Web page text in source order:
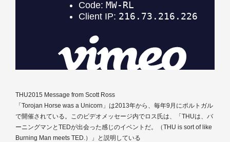
THU2015 Message from Scott Ross
「Torojan Horse was a Unicorn」は2013年から、毎年9月にポルトガル
で開催されている。このビデオメッセージ内でロス氏は、「THUは、バ
ーニングマンとTEDが出会った感じのイベントだ。（THU is sort of like
Burning Man meets TED.）」と説明している